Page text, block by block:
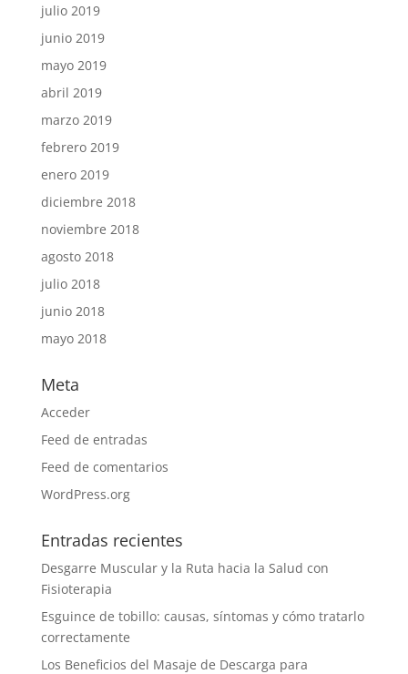
julio 2019
junio 2019
mayo 2019
abril 2019
marzo 2019
febrero 2019
enero 2019
diciembre 2018
noviembre 2018
agosto 2018
julio 2018
junio 2018
mayo 2018
Meta
Acceder
Feed de entradas
Feed de comentarios
WordPress.org
Entradas recientes
Desgarre Muscular y la Ruta hacia la Salud con
Fisioterapia
Esguince de tobillo: causas, síntomas y cómo tratarlo
correctamente
Los Beneficios del Masaje de Descarga para